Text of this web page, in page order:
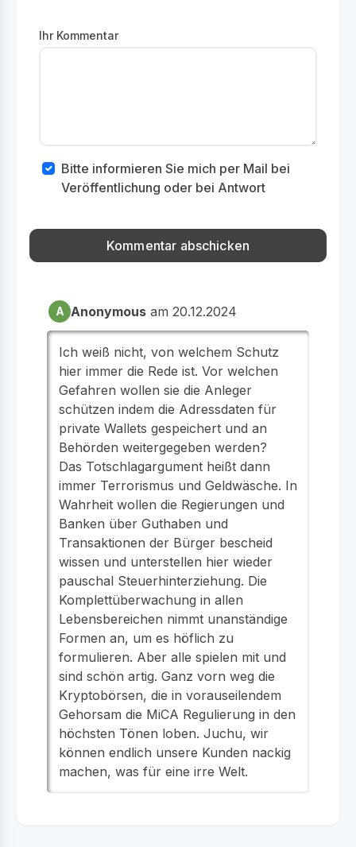
Ihr Kommentar
Bitte informieren Sie mich per Mail bei
Veröffentlichung oder bei Antwort
A Anonymous am 20.12.2024
Ich weiß nicht, von welchem Schutz
hier immer die Rede ist. Vor welchen
Gefahren wollen sie die Anleger
schützen indem die Adressdaten für
private Wallets gespeichert und an
Behörden weitergegeben werden?
Das Totschlagargument heißt dann
immer Terrorismus und Geldwäsche. In
Wahrheit wollen die Regierungen und
Banken über Guthaben und
Transaktionen der Bürger bescheid
wissen und unterstellen hier wieder
pauschal Steuerhinterziehung. Die
Komplettüberwachung in allen
Lebensbereichen nimmt unanständige
Formen an, um es höflich zu
formulieren. Aber alle spielen mit und
sind schön artig. Ganz vorn weg die
Kryptobörsen, die in vorauseilendem
Gehorsam die MiCA Regulierung in den
höchsten Tönen loben. Juchu, wir
können endlich unsere Kunden nackig
machen, was für eine irre Welt.